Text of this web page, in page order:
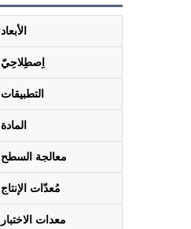
الأبعاد
اِصطِلاحِيّ
التطبيقات
المادة
معالجة السطح
مُعدّات الإنتاج
معدات الاختبار